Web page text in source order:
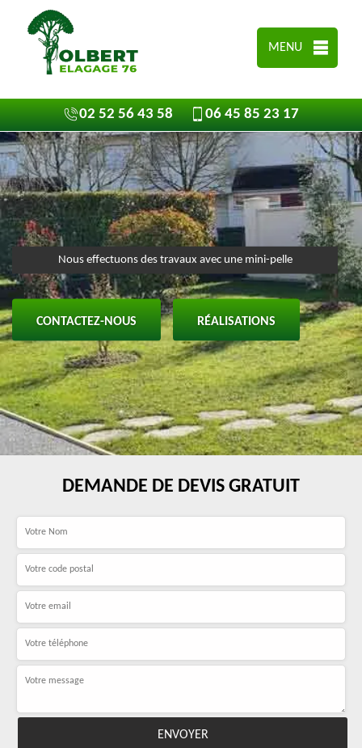
MENU
02 52 56 43 58 06 45 85 23 17
Nous effectuons des travaux avec une mini-pelle
CONTACTEZ-NOUS RÉALISATIONS
DEMANDE DE DEVIS GRATUIT